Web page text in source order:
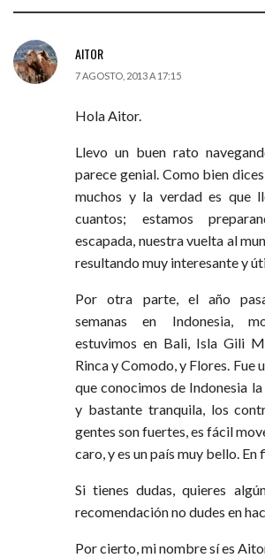
AITOR
7 AGOSTO, 2013 A 17:15
Hola Aitor.
Llevo un buen rato
parece genial. Como bien
muchos y la verdad es que
cuantos; estamos
escapada, nuestra vuelta al
resultando muy interesante y
Por otra parte, el año
semanas en Indonesia,
estuvimos en Bali, Isla Gili
Rinca y Comodo, y Flores. Fue
que conocimos de Indonesia
y bastante tranquila, los
gentes son fuertes, es fácil
caro, y es un país muy bello. En
Si tienes dudas, quieres
recomendación no dudes en
Por cierto, mi nombre sí es